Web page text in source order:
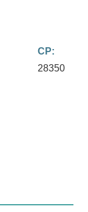
CP:
28350